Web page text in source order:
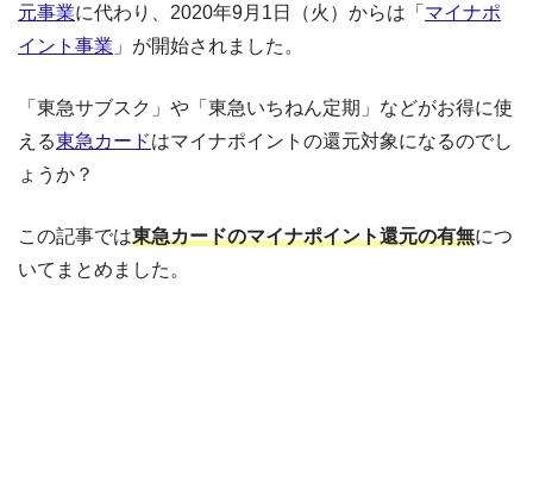
元事業に代わり、2020年9月1日（火）からは「 マイナポ
イント事業 」が開始されました。
「東急サブスク」や「東急いちねん定期」などがお得に使
える東急カードはマイナポイントの還元対象になるのでし
ょうか？
この記事では東急カードのマイナポイント還元の有無につ
いてまとめました。